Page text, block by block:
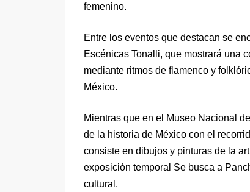
femenino.
Entre los eventos que destacan se
Escénicas Tonalli, que mostrará una
mediante ritmos de flamenco y
México.
Mientras que en el Museo Nacional
de la historia de México con el
consiste en dibujos y pinturas de la
exposición temporal Se busca a
cultural.